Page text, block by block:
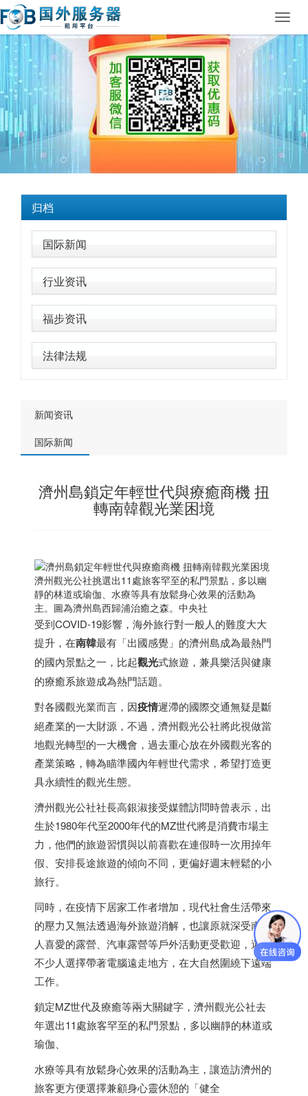
归档
国际新闻
行业资讯
福步资讯
法律法规
新闻资讯
国际新闻
濟州島鎖定年輕世代與療癒商機 扭
轉南韓觀光業困境
濟州觀光公社挑選出11處旅客罕至的私門景點，多以幽
靜的林道或瑜伽、水療等具有放鬆身心效果的活動為
主。圖為濟州島西歸浦治癒之森。中央社
受到COVID-19影響，海外旅行對一般人的難度大大
提升，在南韓最有「出國感覺」的濟州島成為最熱門
的國內景點之一，比起觀光式旅遊，兼具樂活與健康
的療癒系旅遊成為熱門話題。
對各國觀光業而言，因疫情遲滯的國際交通無疑是斷
絕產業的一大財源，不過，濟州觀光公社將此視做當
地觀光轉型的一大機會，過去重心放在外國觀光客的
產業策略，轉為瞄準國內年輕世代需求，希望打造更
具永續性的觀光生態。
濟州觀光公社社長高銀淑接受媒體訪問時曾表示，出
生於1980年代至2000年代的MZ世代將是消費市場主
力，他們的旅遊習慣與以前喜歡在連假時一次用掉年
假、安排長途旅遊的傾向不同，更偏好週末輕鬆的小
旅行。
同時，在疫情下居家工作者增加，現代社會生活帶來
的壓力又無法透過海外旅遊消解，也讓原就深受南韓
人喜愛的露營、汽車露營等戶外活動更受歡迎，還有
不少人選擇帶著電腦遠走地方，在大自然圍繞下遠端
工作。
鎖定MZ世代及療癒等兩大關鍵字，濟州觀光公社去
年選出11處旅客罕至的私門景點，多以幽靜的林道或
瑜伽、
水療等具有放鬆身心效果的活動為主，讓造訪濟州的
旅客更方便選擇兼顧身心靈休憩的「健全